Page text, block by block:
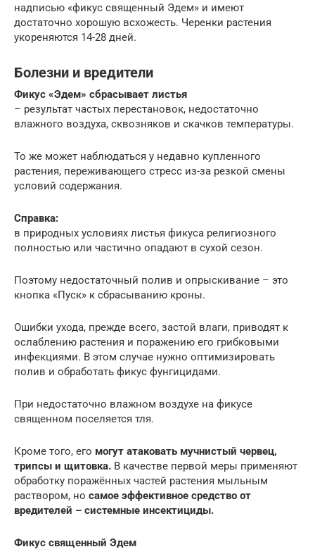
надписью «фикус священный Эдем» и имеют
достаточно хорошую всхожесть. Черенки растения
укореняются 14-28 дней.
Болезни и вредители
Фикус «Эдем» сбрасывает листья
– результат частых перестановок, недостаточно
влажного воздуха, сквозняков и скачков температуры.
То же может наблюдаться у недавно купленного
растения, переживающего стресс из-за резкой смены
условий содержания.
Справка:
в природных условиях листья фикуса религиозного
полностью или частично опадают в сухой сезон.
Поэтому недостаточный полив и опрыскивание – это
кнопка «Пуск» к сбрасыванию кроны.
Ошибки ухода, прежде всего, застой влаги, приводят к
ослаблению растения и поражению его грибковыми
инфекциями. В этом случае нужно оптимизировать
полив и обработать фикус фунгицидами.
При недостаточно влажном воздухе на фикусе
священном поселяется тля.
Кроме того, его могут атаковать мучнистый червец,
трипсы и щитовка. В качестве первой меры применяют
обработку поражённых частей растения мыльным
раствором, но самое эффективное средство от
вредителей – системные инсектициды.
Фикус священный Эдем